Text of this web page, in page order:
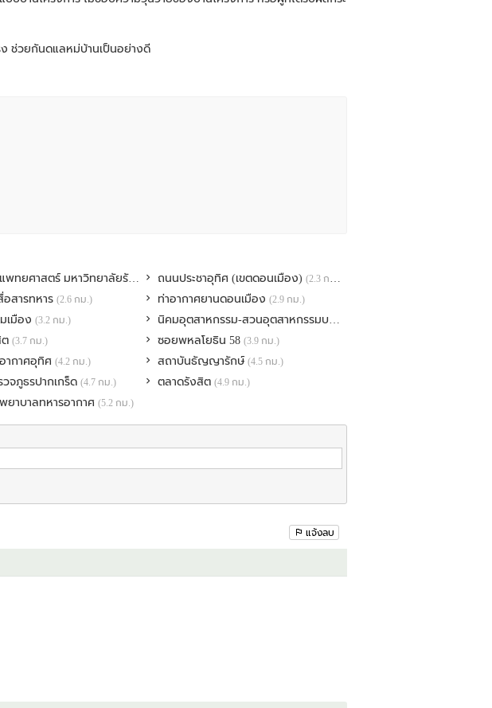
ช่วยกันดูแลหมู่บ้านเป็นอย่างดี
นเมือง เนื่องจากเป็นถนนใหญ่ 4 เลน เข้า-ออกถนนวิภาวดีง่าย รถไม่ติด
ด
างหมู่บ้าน
ง) และมหาวิทยาลัยรังสิต
ยเอง ราคาต่อรองได้)
ทร 095-2899419 คุณป้อ หรือ Line ID : achiraya.poppor
fees.
that takes excellent care of the area.
Mueang area. It’s a large four-lane road with easy access to Vibhavadi
Don Mueang Tollway and Si Saman Expressway
it convenient to enter and exit without congestion.
ทยศาสตร์ มหาวิทยาลัยรังสิต (2.2 กม.)
ถนนประชาอุทิศ (เขตดอนเมือง)(2.3 กม.)
อสารทหาร(2.6 กม.) ท่าอากาศยานดอนเมือง(2.9 กม.)
เมือง(3.2 กม.) นิคมอุตสาหกรรม-สวนอุตสาหกรรมบางกะดี
ต(3.7 กม.) ซอยพหลโยธิน 58(3.9 กม.)
ากาศอุทิศ(4.2 กม.) สถาบันธัญญารักษ์(4.5 กม.)
วจภูธรปากเกร็ด(4.7 กม.) ตลาดรังสิต(4.9 กม.)
ยาบาลทหารอากาศ(5.2 กม.)
แจ้งลบ